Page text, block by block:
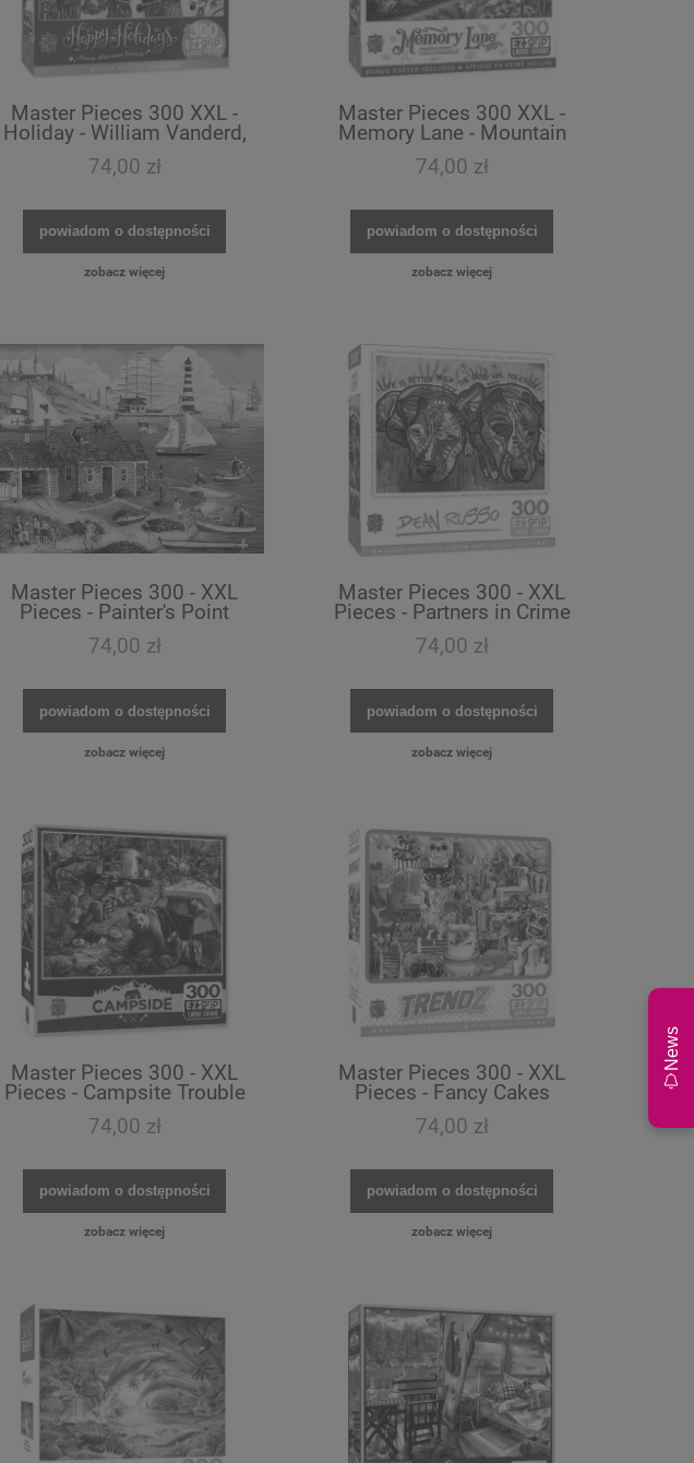
Master Pieces 300 XXL -
Holiday - William Vanderd,
Snowy Afternoon Friends - EZ
Grip
74,00 zł
powiadom o dostępności
zobacz więcej
Master Pieces 300 XXL -
Memory Lane - Mountain
Hideaway - EZ Grip
74,00 zł
powiadom o dostępności
zobacz więcej
Master Pieces 300 - XXL
Pieces - Painter's Point
74,00 zł
powiadom o dostępności
zobacz więcej
Master Pieces 300 - XXL
Pieces - Partners in Crime
74,00 zł
powiadom o dostępności
zobacz więcej
Master Pieces 300 - XXL
Pieces - Campsite Trouble
74,00 zł
powiadom o dostępności
zobacz więcej
Master Pieces 300 - XXL
Pieces - Fancy Cakes
74,00 zł
powiadom o dostępności
zobacz więcej
News